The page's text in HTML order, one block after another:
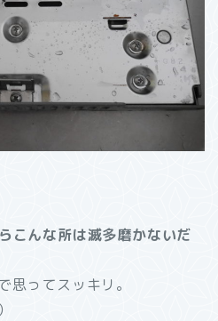
こんな所は滅多磨かないだ
ってスッキリ。